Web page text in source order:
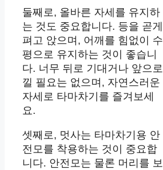
둘째로, 올바른 자세를 유지하
는 것도 중요합니다. 등을 곧게
펴고 앉으며, 어깨를 힘없이 수
평으로 유지하는 것이 좋습니
다. 너무 뒤로 기대거나 앞으로
낄 필요는 없으며, 자연스러운
자세로 타마차기를 즐겨보세
요.
셋째로, 멋사는 타마차기용 안
전모를 착용하는 것이 중요합
니다. 안전모는 물론 머리를 보